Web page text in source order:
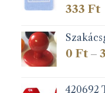
333 Ft
0 Ft –
420692